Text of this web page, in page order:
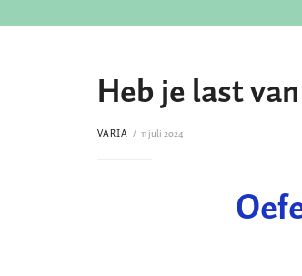
Heb je last
VARIA 11 juli 2024